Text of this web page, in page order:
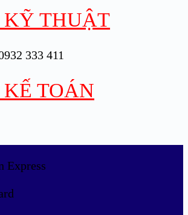
KỸ THUẬT
333 411
TOÁN